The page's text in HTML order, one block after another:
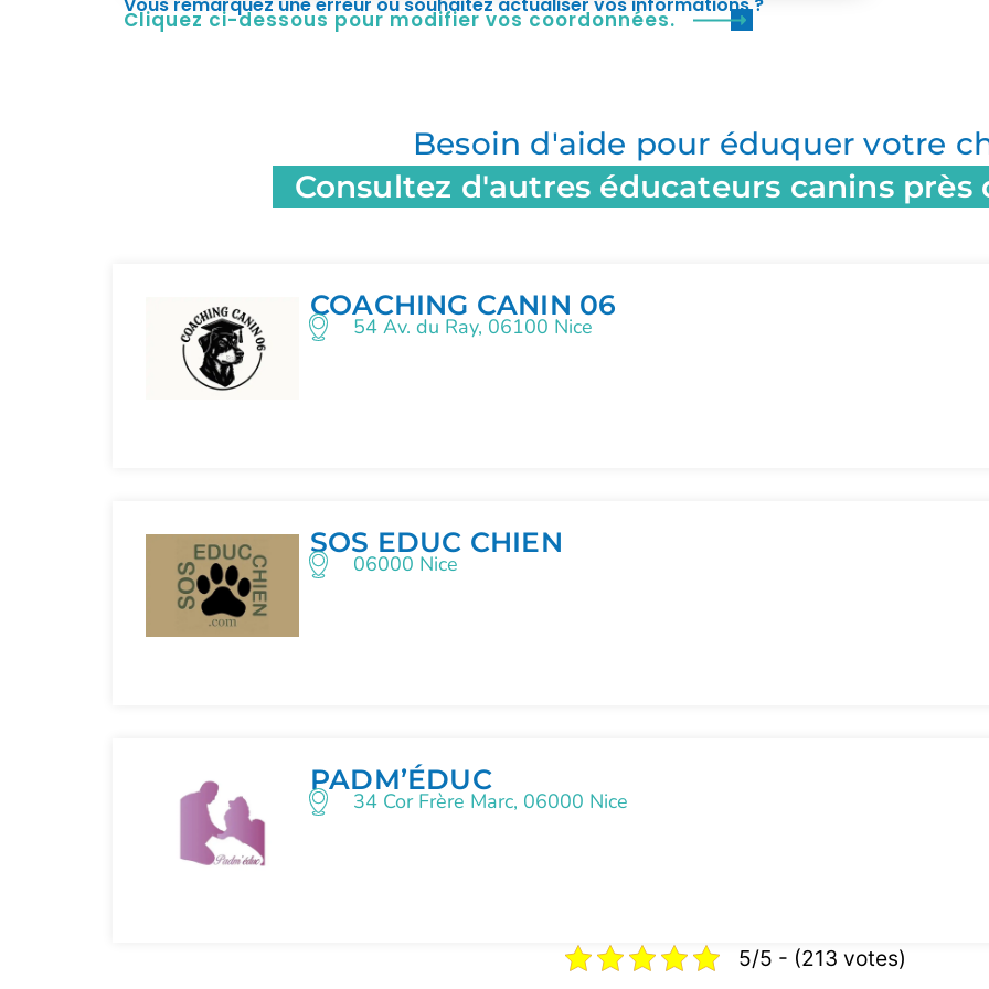
Cliquez ci-dessous pour modifier vos coordonnées.
Besoin d'aide pour éduquer votre
Consultez d'autres éducateurs canins près
COACHING CANIN 06
54 Av. du Ray, 06100 Nice
SOS EDUC CHIEN
06000 Nice
PADM’ÉDUC
34 Cor Frère Marc, 06000 Nice
5/5 - (213 votes)